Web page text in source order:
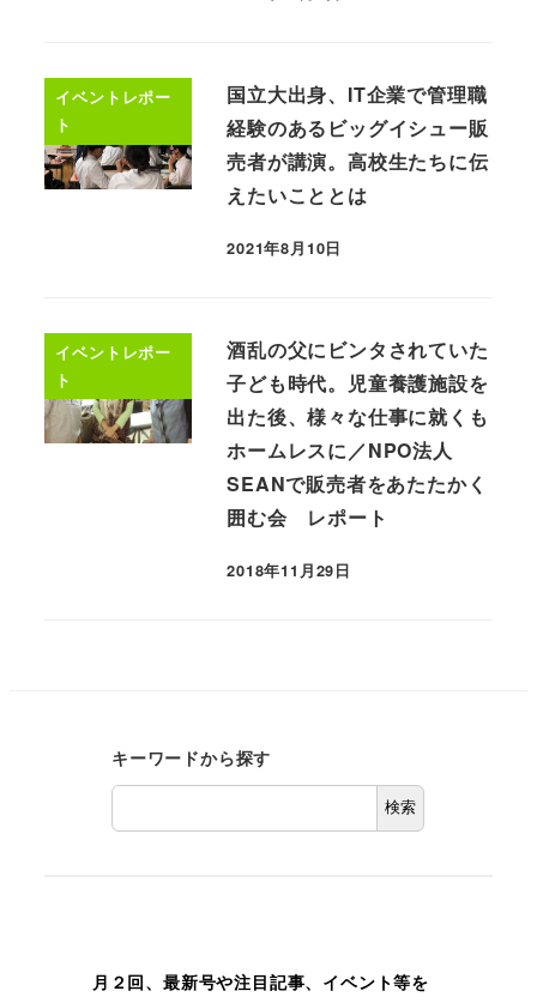
イベントレポー
ト
国立大出身、IT企業で管理職
経験のあるビッグイシュー販
売者が講演。高校生たちに伝
えたいこととは
2021年8月10日
イベントレポー
ト
酒乱の父にビンタされていた
子ども時代。児童養護施設を
出た後、様々な仕事に就くも
ホームレスに／NPO法人
SEANで販売者をあたたかく
囲む会 レポート
2018年11月29日
キーワードから探す
検索
月２回、最新号や注目記事、イベント等を